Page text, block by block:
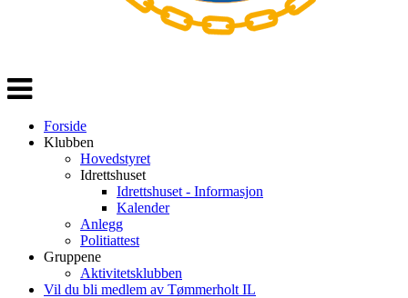
Veksle
navigasjon
Forside
Klubben
Hovedstyret
Idrettshuset
Idrettshuset - Informasjon
Kalender
Anlegg
Politiattest
Gruppene
Aktivitetsklubben
Vil du bli medlem av Tømmerholt IL